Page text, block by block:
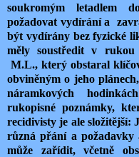
soukromým letadlem
požadovat vydírání a
být vydírány bez fyzické
měly soustředit v rukou
M.L., který obstaral
obviněným o jeho
náramkových
rukopisné poznámky,
recidivisty je ale složitější:
různá přání a požadavky
může zařídit, včetně